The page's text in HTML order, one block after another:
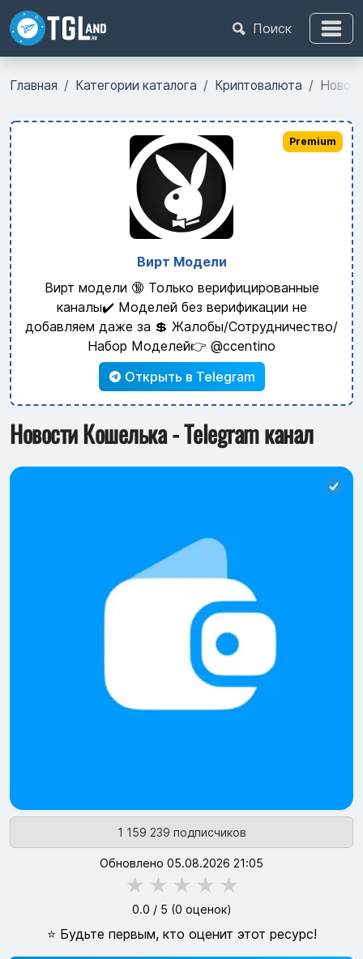
Поиск
Главная Категории каталога Криптовалюта
Вирт Модели
Вирт модели 🔞 Только верифицированные
каналы✔️ Моделей без верификации не
добавляем даже за 💲 Жалобы/Сотрудничество/
Набор Моделей👉 @ccentino
Открыть в Telegram
Premium
Новости Кошелька - Telegram канал
1 159 239 подписчиков
Обновлено 05.08.2026 21:05
★ ★ ★ ★ ★
0.0 / 5 (0 оценок)
⭐ Будьте первым, кто оценит этот ресурс!